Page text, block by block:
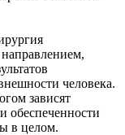
человека.
зависят
обеспеченности
в целом.